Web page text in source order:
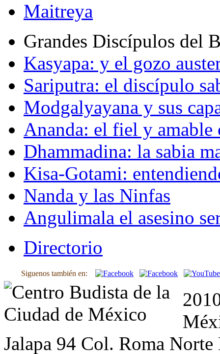
Maitreya
Grandes Discípulos del
Kasyapa: y el gozo
Sariputra: el discípulo
Modgalyayana y sus
Ananda: el fiel y amable
Dhammadina: la sabia
Kisa-Gotami:
Nanda y las Ninfas
Angulimala el asesino
Directorio
Siguenos también en:
Jalapa 94 Col. Roma